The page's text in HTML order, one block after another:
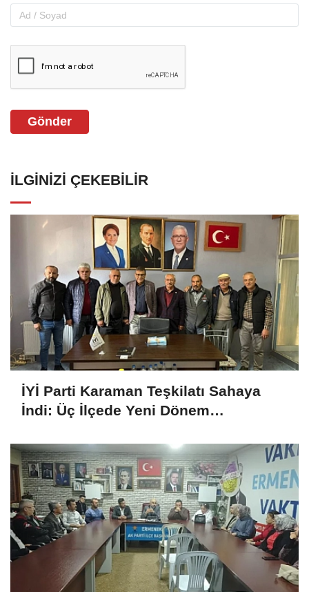
Gönder
İLGINIZI ÇEKEBILIR
İYİ Parti Karaman Teşkilatı Sahaya
İndi: Üç İlçede Yeni Dönem